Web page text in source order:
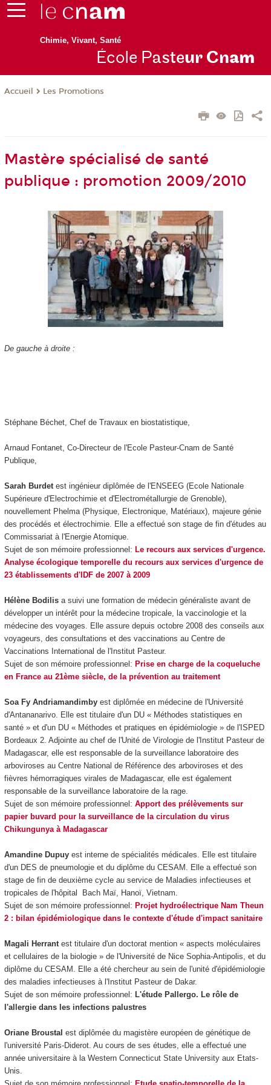
Chimie, Vivant, Santé
École Pasteur Cnam
Accueil Les Promotions
Mastère spécialisé de santé
publique : promotion 2009/2010
De gauche à droite :
Stéphane Béchet, Chef de Travaux en biostatistique,
Arnaud Fontanet, Co-Directeur de l'Ecole Pasteur-Cnam de Santé
Publique,
Sarah Burdetest ingénieur diplômée de l'ENSEEG (Ecole Nationale
Supérieure d'Electrochimie et d'Electrométallurgie de Grenoble),
nouvellement Phelma (Physique, Electronique, Matériaux), majeure génie
des procédés et électrochimie. Elle a effectué son stage de fin d'études au
Commissariat à l'Energie Atomique.
Sujet de son mémoire professionnel: Le recours aux services d'urgence.
Analyse écologique temporelle du recours aux services d'urgence de
23 établissements d'IDF de 2007 à 2009
Hélène Bodilisa suivi une formation de médecin généraliste avant de
développer un intérêt pour la médecine tropicale, la vaccinologie et la
médecine des voyages. Elle assure depuis octobre 2008 des conseils aux
voyageurs, des consultations et des vaccinations au Centre de
Vaccinations International de l'Institut Pasteur.
Sujet de son mémoire professionnel: Prise en charge de la coqueluche
en France au 21ème siècle, de la prévention au traitement
Soa Fy Andriamandimbyest diplômée en médecine de l'Université
d'Antananarivo. Elle est titulaire d'un DU « Méthodes statistiques en
santé » et d'un DU « Méthodes et pratiques en épidémiologie » de l'ISPED
Bordeaux 2. Adjointe au chef de l'Unité de Virologie de l'Institut Pasteur de
Madagascar, elle est responsable de la surveillance laboratoire des
arboviroses au Centre National de Référence des arboviroses et des
fièvres hémorragiques virales de Madagascar, elle est également
responsable de la surveillance laboratoire de la rage.
Sujet de son mémoire professionnel: Apport des prélèvements sur
papier buvard pour la surveillance de la circulation du virus
Chikungunya à Madagascar
Amandine Dupuyest interne de spécialités médicales. Elle est titulaire
d'un DES de pneumologie et du diplôme du CESAM. Elle a effectué son
stage de fin de deuxième cycle au service de Maladies infectieuses et
tropicales de l'hôpital Bach Maï, Hanoï, Vietnam.
Sujet de son mémoire professionnel: Projet hydroélectrique Nam Theun
2 : bilan épidémiologique dans le contexte d'étude d'impact sanitaire
Magali Herrantest titulaire d'un doctorat mention « aspects moléculaires
et cellulaires de la biologie » de l'Université de Nice Sophia-Antipolis, et du
diplôme du CESAM. Elle a été chercheur au sein de l'unité d'épidémiologie
des maladies infectieuses à l'Institut Pasteur de Dakar.
Sujet de son mémoire professionnel: L'étude Pallergo. Le rôle de
l'allergie dans les infections palustres
Oriane Broustal est diplômée du magistère européen de génétique de
l'université Paris-Diderot. Au cours de ses études, elle a effectué une
année universitaire à la Western Connecticut State University aux Etats-
Unis.